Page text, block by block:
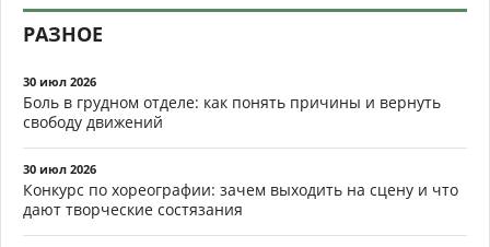
РАЗНОЕ
30 июл 2026
Боль в грудном отделе: как понять причины и вернуть
свободу движений
30 июл 2026
Конкурс по хореографии: зачем выходить на сцену и что
дают творческие состязания